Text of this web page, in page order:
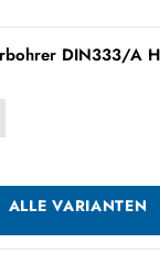
DIN333/A
ALLE VARIANTEN